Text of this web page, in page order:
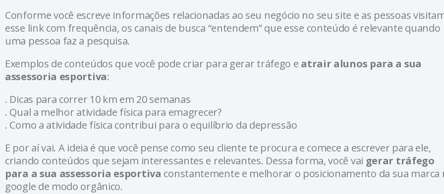
Conforme você escreve informações relacionadas ao seu negócio no seu site e as pessoas
esse link com frequência, os canais de busca “entendem” que esse conteúdo é relevante quando
uma pessoa faz a pesquisa.
Exemplos de conteúdos que você pode criar para gerar tráfego e atrair alunos para a sua
assessoria esportiva:
. Dicas para correr 10 km em 20 semanas
. Qual a melhor atividade física para emagrecer?
. Como a atividade física contribui para o equilíbrio da depressão
E por aí vai. A ideia é que você pense como seu cliente te procura e comece a escrever para ele,
criando conteúdos que sejam interessantes e relevantes. Dessa forma, você vai gerar tráfego
para a sua assessoria esportiva constantemente e melhorar o posicionamento da sua marca
google de modo orgânico.